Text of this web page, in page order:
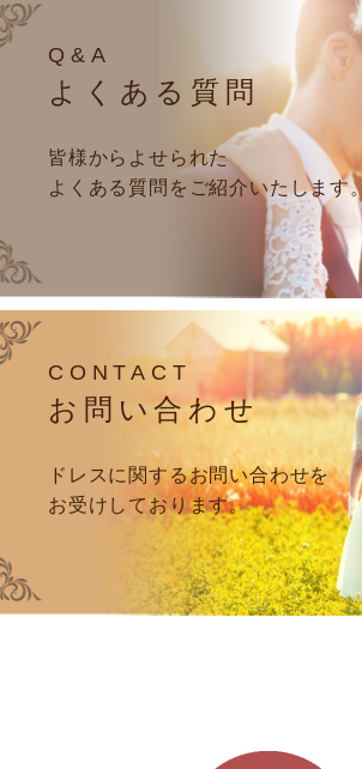
Q&A
よくある質問
皆様からよせられた
よくある質問をご紹介いたします。
CONTACT
お問い合わせ
ドレスに関するお問い合わせを
お受けしております。